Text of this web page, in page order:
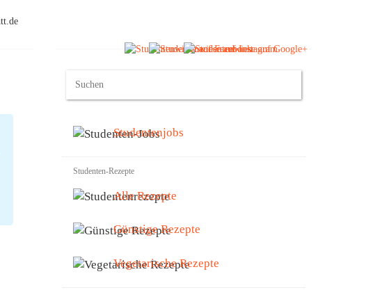
Studentenjobs
Studenten-Rezepte
Alle Rezepte
Günstige Rezepte
Vegetarische Rezepte